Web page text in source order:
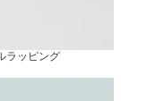
ラッピング